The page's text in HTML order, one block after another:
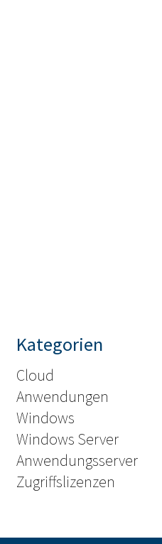
Kategorien
Cloud
Anwendungen
Windows
Windows Server
Anwendungsserver
Zugriffslizenzen